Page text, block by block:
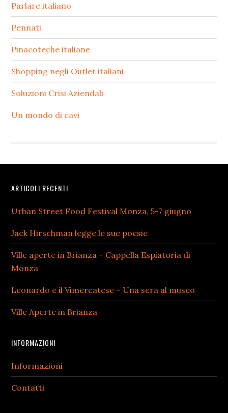
Parlare italiano
Pennati
Pinacoteche italiane
Shopping negli Outlet italiani
Soluzioni Crisi Aziendali
Un mondo di cavi
Footer
ARTICOLI RECENTI
Urban Street Food Festival Monza, 5-7 giugno
Jack Hirschman legge le sue poesie
Ville aperte in Brianza – Cappella Espiatoria di
Monza
Leonardo e il Vimercatese – Una sera al museo
Ville Aperte in Brianza
INFORMAZIONI
Informazioni
Contatti